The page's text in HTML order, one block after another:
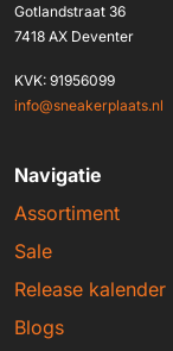
Gotlandstraat 36
7418 AX Deventer
KVK: 91956099
info@sneakerplaats.nl
Navigatie
Assortiment
Sale
Release kalender
Blogs